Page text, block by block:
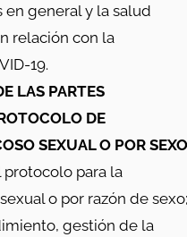
en general y la salud
relación con la
19.
LAS PARTES
DE
SEXUAL O POR SEXO
para la
o por razón de sexo;
gestión de la